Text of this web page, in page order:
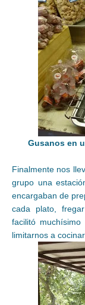
Gusanos en
Finalmente nos
grupo una
encargaban de
cada plato,
facilitó
limitarnos a